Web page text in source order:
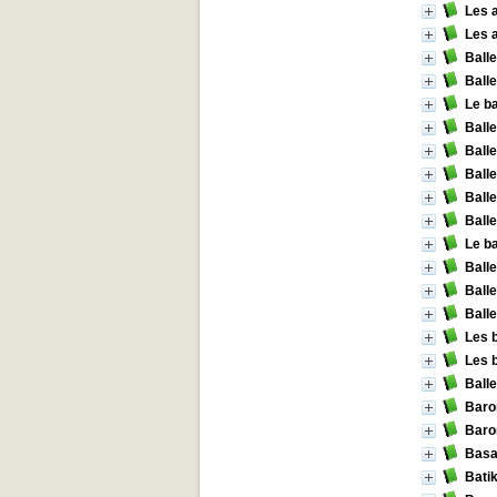
Les
Les
Le
Le
Les
Les
Batik